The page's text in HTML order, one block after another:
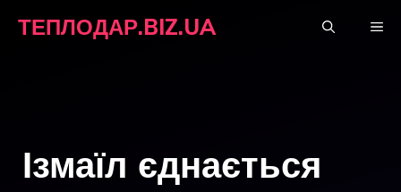
ТЕПЛОДАР.BIZ.UA
Ізмаїл єднається